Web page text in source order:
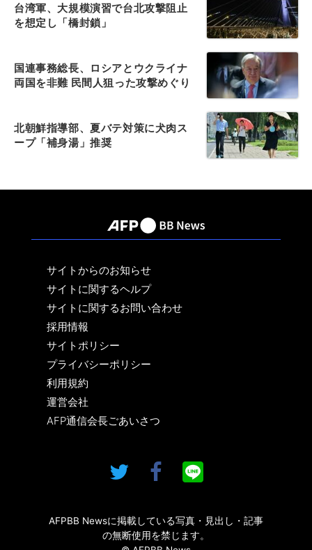
台湾軍、大規模演習で台北攻撃阻止
を想定し「橋封鎖」
国連事務総長、ロシアとウクライナ
両国を非難 民間人狙った攻撃めぐり
北朝鮮指導部、夏バテ対策に犬肉ス
ープ「補身湯」推奨
サイトからのお知らせ
サイトに関するヘルプ
サイトに関するお問い合わせ
採用情報
サイトポリシー
プライバシーポリシー
利用規約
運営会社
AFP通信会長ごあいさつ
AFPBB Newsに掲載している写真・見出し・記事
の無断使用を禁じます。